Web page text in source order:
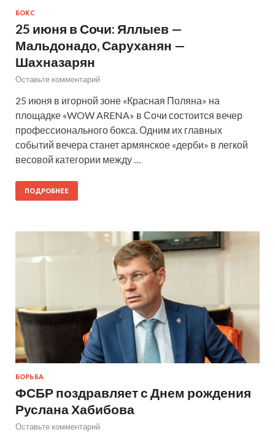
БОКС
25 июня в Сочи: Яллыев —
Мальдонадо, Саруханян —
Шахназарян
Оставьте комментарий
25 июня в игорной зоне «Красная Поляна» на
площадке «WOW ARENA» в Сочи состоится вечер
профессионального бокса. Одним их главных
событий вечера станет армянское «дерби» в легкой
весовой категории между …
ПОДРОБНЕЕ
БОРЬБА
ФСБР поздравляет с Днем рождения
Руслана Хабибова
Оставьте комментарий